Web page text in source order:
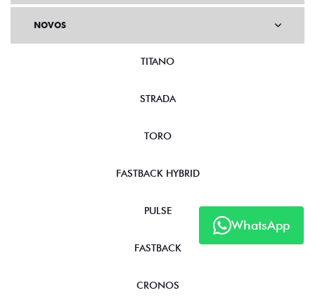
WhatsApp
NOVOS
TITANO
STRADA
TORO
FASTBACK HYBRID
PULSE
FASTBACK
CRONOS